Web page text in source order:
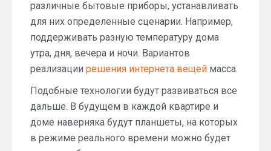
различные бытовые приборы, устанавливать
для них определенные сценарии. Например,
поддерживать разную температуру дома
утра, дня, вечера и ночи. Вариантов
реализации решения интернета вещей масса.
Подобные технологии будут развиваться все
дальше. В будущем в каждой квартире и
доме наверняка будут планшеты, на которых
в режиме реального времени можно будет